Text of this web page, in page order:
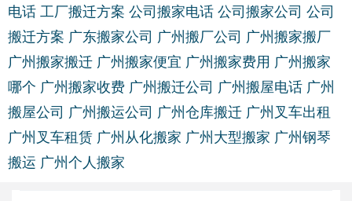
电话 工厂搬迁方案 公司搬家电话 公司搬家公司 公司
搬迁方案 广东搬家公司 广州搬厂公司 广州搬家搬厂
广州搬家搬迁 广州搬家便宜 广州搬家费用 广州搬家
哪个 广州搬家收费 广州搬迁公司 广州搬屋电话 广州
搬屋公司 广州搬运公司 广州仓库搬迁 广州叉车出租
广州叉车租赁 广州从化搬家 广州大型搬家 广州钢琴
搬运 广州个人搬家